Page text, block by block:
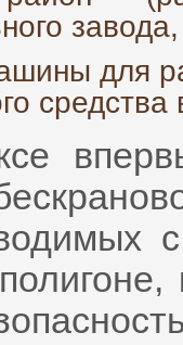
для